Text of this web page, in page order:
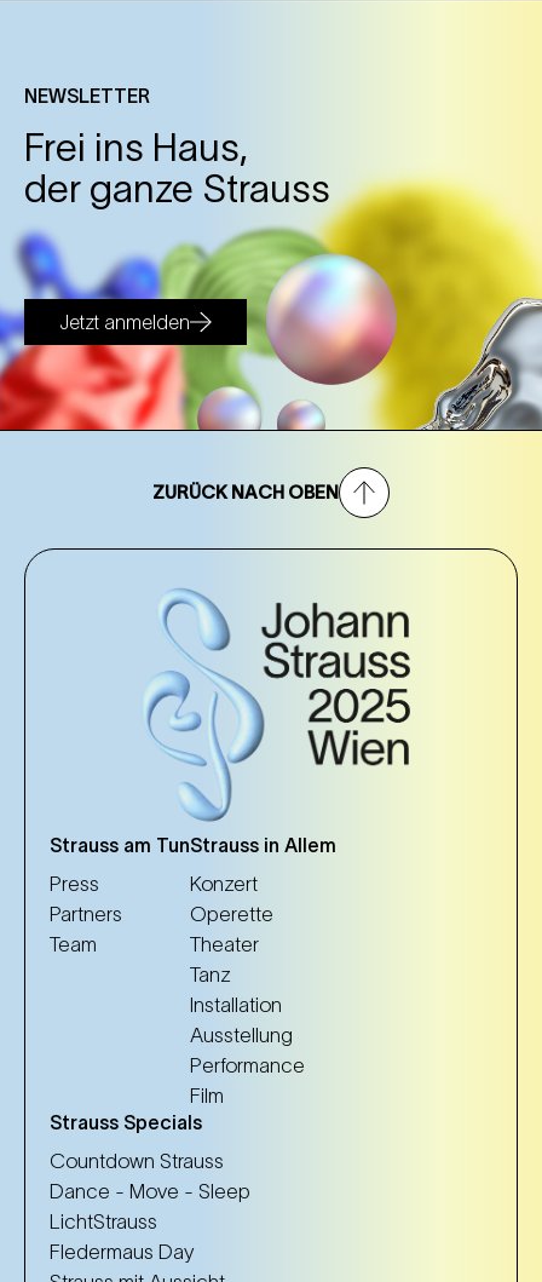
NEWSLETTER
Frei ins Haus,
der ganze Strauss
Jetzt anmelden
ZURÜCK NACH OBEN
Strauss am Tun
Press
Partners
Team
Strauss in Allem
Konzert
Operette
Theater
Tanz
Installation
Ausstellung
Performance
Film
Strauss Specials
Countdown Strauss
Dance - Move - Sleep
LichtStrauss
Fledermaus Day